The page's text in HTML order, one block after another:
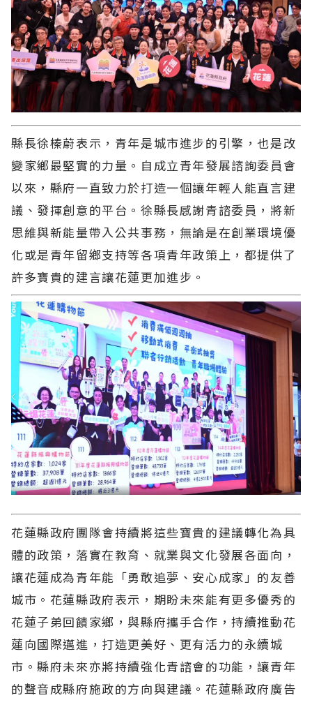
縣長徐榛蔚表示，青年是城市進步的引擎，也是改
變家鄉最堅實的力量。自成立青年發展諮詢委員會
以來，縣府一直致力於打造一個讓年輕人能直言建
議、發揮創意的平台。徐縣長感謝青諮委員，將新
思維與新能量帶入公共事務，無論是在創業環境優
化或是青年留鄉支持等各項青年政策上，都提供了
許多寶貴的建言讓花蓮更加進步。
花蓮縣政府團隊會持續將這些寶貴的建議轉化為具
體的政策，落實在教育、就業與文化發展各面向，
讓花蓮成為青年能「勇敢追夢、安心成家」的友善
城市。花蓮縣政府表示，期盼未來能有更多優秀的
花蓮子弟回饋家鄉，與縣府攜手合作，持續推動花
蓮向國際邁進，打造更美好、更有活力的永續城
市。縣府未來亦將持續強化青諮會的功能，讓青年
的聲音成縣府施政的方向與建議。花蓮縣政府廣告